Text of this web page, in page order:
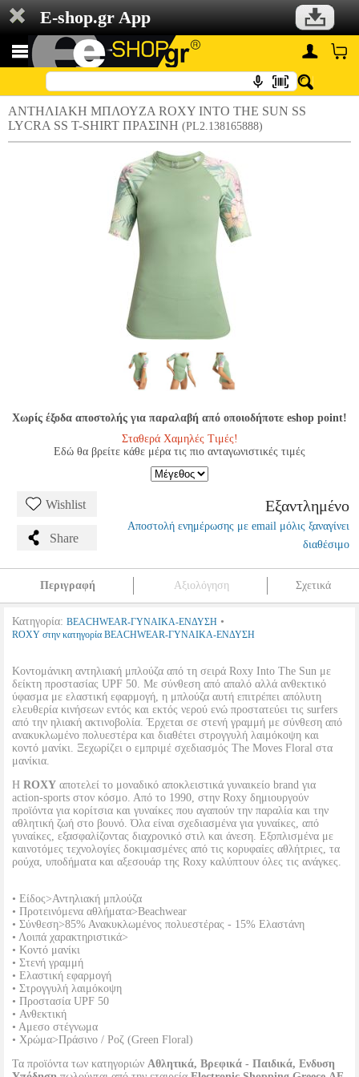
E-shop.gr App
ΑΝΤΗΛΙΑΚΗ ΜΠΛΟΥΖΑ ROXY INTO THE SUN SS
LYCRA SS T-SHIRT ΠΡΑΣΙΝΗ (PL2.138165888)
Χωρίς έξοδα αποστολής για παραλαβή από οποιοδήποτε eshop point!
Σταθερά Χαμηλές Τιμές!
Εδώ θα βρείτε κάθε μέρα τις πιο ανταγωνιστικές τιμές
Wishlist
Share
Εξαντλημένο
Αποστολή ενημέρωσης με email μόλις ξαναγίνει
διαθέσιμο
Περιγραφή Αξιολόγηση Σχετικά
Κατηγορία: BEACHWEAR-ΓΥΝΑΙΚΑ-ΕΝΔΥΣΗ •
ROXY στην κατηγορία BEACHWEAR-ΓΥΝΑΙΚΑ-ΕΝΔΥΣΗ
Κοντομάνικη αντηλιακή μπλούζα από τη σειρά Roxy Into The Sun με
δείκτη προστασίας UPF 50. Με σύνθεση από απαλό αλλά ανθεκτικό
ύφασμα με ελαστική εφαρμογή, η μπλούζα αυτή επιτρέπει απόλυτη
ελευθερία κινήσεων εντός και εκτός νερού ενώ προστατεύει τις surfers
από την ηλιακή ακτινοβολία. Έρχεται σε στενή γραμμή με σύνθεση από
ανακυκλωμένο πολυεστέρα και διαθέτει στρογγυλή λαιμόκοψη και
κοντό μανίκι. Ξεχωρίζει ο εμπριμέ σχεδιασμός The Moves Floral στα
μανίκια.
Η ROXY αποτελεί το μοναδικό αποκλειστικά γυναικείο brand για
action-sports στον κόσμο. Από το 1990, στην Roxy δημιουργούν
προϊόντα για κορίτσια και γυναίκες που αγαπούν την παραλία και την
αθλητική ζωή στο βουνό. Όλα είναι σχεδιασμένα για γυναίκες, από
γυναίκες, εξασφαλίζοντας διαχρονικό στιλ και άνεση. Εξοπλισμένα με
καινοτόμες τεχνολογίες δοκιμασμένες από τις κορυφαίες αθλήτριες, τα
ρούχα, υποδήματα και αξεσουάρ της Roxy καλύπτουν όλες τις ανάγκες.
• Είδος>Αντηλιακή μπλούζα
• Προτεινόμενα αθλήματα>Beachwear
• Σύνθεση>85% Ανακυκλωμένος πολυεστέρας - 15% Ελαστάνη
• Λοιπά χαρακτηριστικά>
• Κοντό μανίκι
• Στενή γραμμή
• Ελαστική εφαρμογή
• Στρογγυλή λαιμόκοψη
• Προστασία UPF 50
• Ανθεκτική
• Αμεσο στέγνωμα
• Χρώμα>Πράσινο / Ροζ (Green Floral)
Τα προϊόντα των κατηγοριών Αθλητικά, Βρεφικά - Παιδικά, Ενδυση